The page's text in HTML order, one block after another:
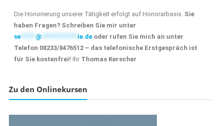
Die Honorierung unserer Tätigkeit erfolgt auf Honorarbasis. Sie
haben Fragen? Schreiben Sie mir unter
se***** @ ie.deoder rufen Sie mich an unter
Telefon 08233/8476512 – das telefonische Erstgespräch ist
für Sie kostenfrei! Ihr Thomas Kerscher
Zu den Onlinekursen